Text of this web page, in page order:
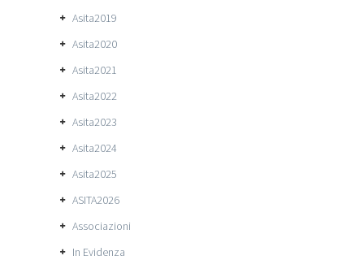
Asita2019
Asita2020
Asita2021
Asita2022
Asita2023
Asita2024
Asita2025
ASITA2026
Associazioni
In Evidenza